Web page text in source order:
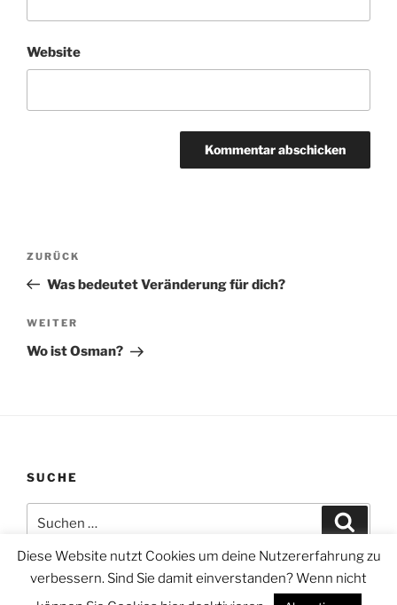
Website
Beitragsnavigation
Vorheriger
Beitrag
ZURÜCK
Was bedeutet Veränderung für dich?
Nächster
Beitrag
WEITER
Wo ist Osman?
SUCHE
nach:
Diese Website nutzt Cookies um deine Nutzererfahrung zu
verbessern. Sind Sie damit einverstanden? Wenn nicht